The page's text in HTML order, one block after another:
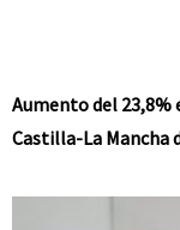
Aumento del
Castilla-La Mancha